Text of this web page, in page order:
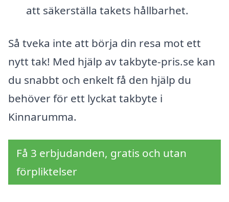
att säkerställa takets hållbarhet.
Så tveka inte att börja din resa mot ett
nytt tak! Med hjälp av takbyte-pris.se kan
du snabbt och enkelt få den hjälp du
behöver för ett lyckat takbyte i
Kinnarumma.
Få 3 erbjudanden, gratis och utan
förpliktelser